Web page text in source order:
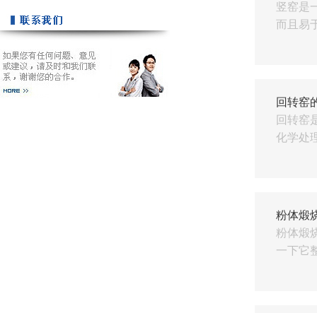
竖窑是
而且易
回转窑
回转窑
化学处
粉体煅
粉体煅
一下它